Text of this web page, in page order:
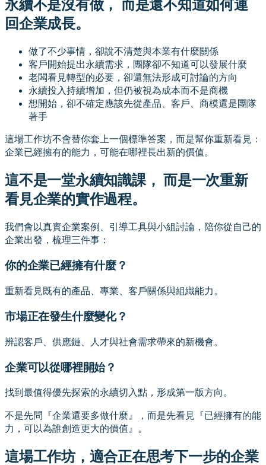
永續不是沒有做， 而是還不知道如何連
回企業成長。
做了不少事情，卻說不清楚與本業有什麼關係
客戶開始提出永續需求，團隊卻不知道可以發展什麼
老闆看見轉型的必要，卻還無法形成可討論的方向
永續投入持續增加，但仍被視為成本而不是商機
想開始，卻不確定應該先從產品、客戶、商模還是團隊
著手
這場工作坊不會替你套上一個標準答案，而是幫你重新看見：
企業已經擁有的能力，可能在哪裡長出新的價值。
這不是一堂永續知識課， 而是一次重新
看見企業的實作過程。
我們會以真實企業案例、引導工具與小組討論，陪你從自己的
企業出發，梳理三件事：
你的企業已經擁有什麼？
重新看見既有的產品、專業、客戶關係與組織能力。
市場正在發生什麼變化？
辨認客戶、供應鏈、人才與社會需求帶來的新機會。
企業可以從哪裡開始？
找到最值得優先探索的永續切入點，形成第一版方向。
不是先問『企業還要多做什麼』，而是先看見『已經擁有的能
力，可以為誰創造更大的價值』。
這場工作坊，適合正在思考下一步的企業